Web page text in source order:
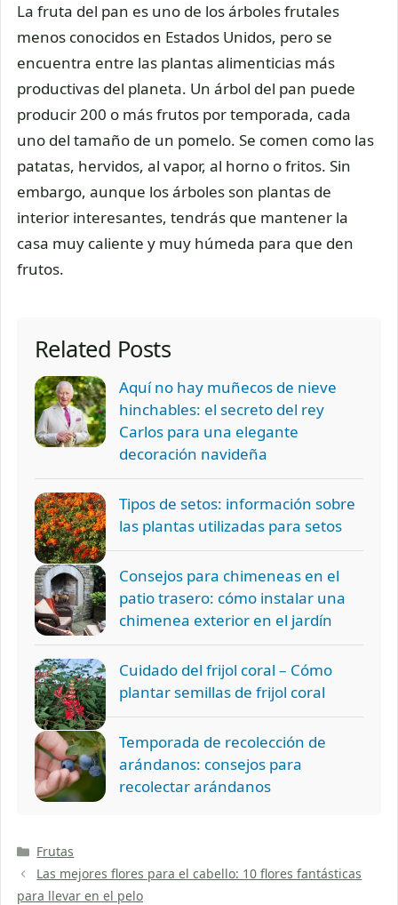
La fruta del pan es uno de los árboles frutales
menos conocidos en Estados Unidos, pero se
encuentra entre las plantas alimenticias más
productivas del planeta. Un árbol del pan puede
producir 200 o más frutos por temporada, cada
uno del tamaño de un pomelo. Se comen como las
patatas, hervidos, al vapor, al horno o fritos. Sin
embargo, aunque los árboles son plantas de
interior interesantes, tendrás que mantener la
casa muy caliente y muy húmeda para que den
frutos.
Related Posts
Aquí no hay muñecos de nieve
hinchables: el secreto del rey
Carlos para una elegante
decoración navideña
Tipos de setos: información sobre
las plantas utilizadas para setos
Consejos para chimeneas en el
patio trasero: cómo instalar una
chimenea exterior en el jardín
Cuidado del frijol coral – Cómo
plantar semillas de frijol coral
Temporada de recolección de
arándanos: consejos para
recolectar arándanos
Categorías
Frutas
Las mejores flores para el cabello: 10 flores fantásticas
para llevar en el pelo